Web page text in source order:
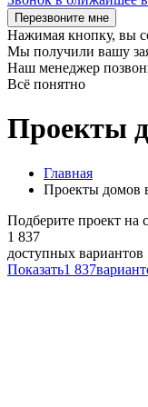
Перезвоните мне
Нажимая кнопку, вы
Мы получили вашу
Наш менеджер
Всё понятно
Проекты
Главная
Проекты домов
Подберите проект на
1 837
доступных вариантов
Показать1 837